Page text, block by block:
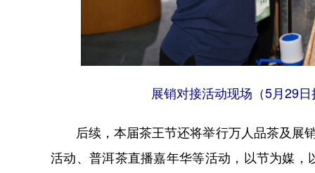
展销对接活动现场（5月29
后续，本届茶王节还将举行万人品茶及展销
活动、普洱茶直播嘉年华等活动，以节为媒